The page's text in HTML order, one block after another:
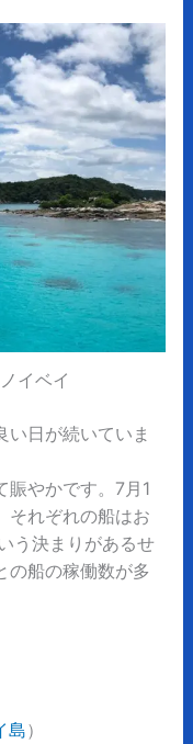
イベイ
い日が続いていま
賑やかです。7月1
それぞれの船はお
う決まりがあるせ
の船の稼働数が多
島）